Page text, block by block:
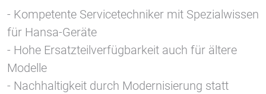
- Kompetente Servicetechniker mit Spezialwissen
für Hansa-Geräte
- Hohe Ersatzteilverfügbarkeit auch für ältere
Modelle
- Nachhaltigkeit durch Modernisierung statt